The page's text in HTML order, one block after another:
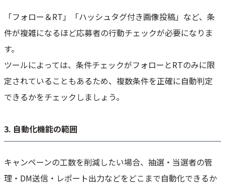
「フォロー＆RT」「ハッシュタグ付き画像投稿」など、条
件が複雑になるほど応募者の行動チェックが必要になりま
す。
ツールによっては、条件チェックがフォローとRTのみに限
定されていることもあるため、複数条件を正確に自動判定
できるかをチェックしましょう。
3. 自動化機能の範囲
キャンペーンの工数を削減したい場合、抽選・当選者の管
理・DM送信・レポート出力などをどこまで自動化できるか